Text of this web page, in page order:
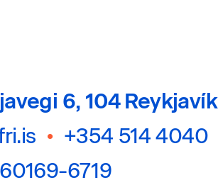
6, 104 Reykjavík
• +354 514 4040
6719